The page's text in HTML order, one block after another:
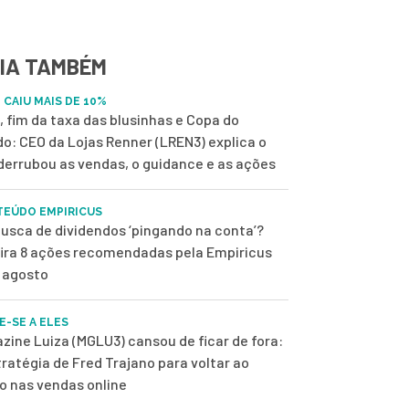
TAMBÉM
CAIU MAIS DE 10%
fim da taxa das blusinhas e Copa do
CEO da Lojas Renner (LREN3) explica o
as vendas, o guidance e as ações
EMPIRICUS
de dividendos ‘pingando na conta’?
8 ações recomendadas pela Empiricus
SE A ELES
Luiza (MGLU3) cansou de ficar de fora:
de Fred Trajano para voltar ao
nas vendas online